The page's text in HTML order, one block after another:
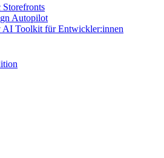
Storefronts
Autopilot
AI Toolkit für Entwickler:innen